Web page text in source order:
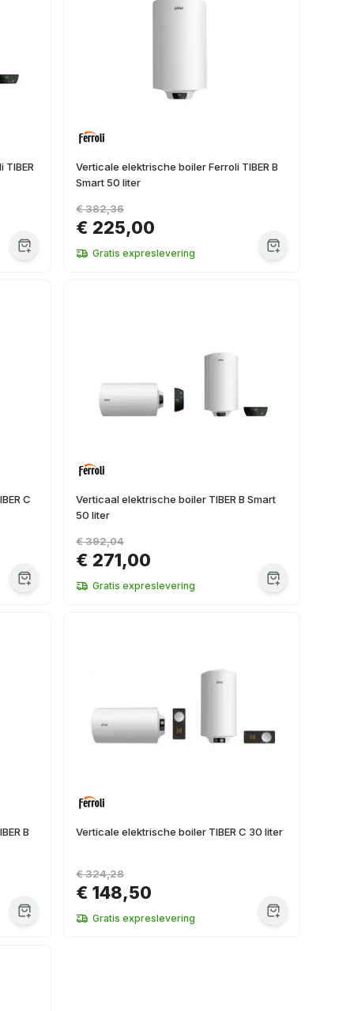
Verticale elektrische boiler Ferroli TIBER B
Smart 50 liter
€ 225,00
€ 382,36
Gratis expreslevering
C
Verticaal elektrische boiler TIBER B Smart
50 liter
€ 271,00
€ 392,04
Gratis expreslevering
B
Verticale elektrische boiler TIBER C 30 liter
€ 148,50
€ 324,28
Gratis expreslevering